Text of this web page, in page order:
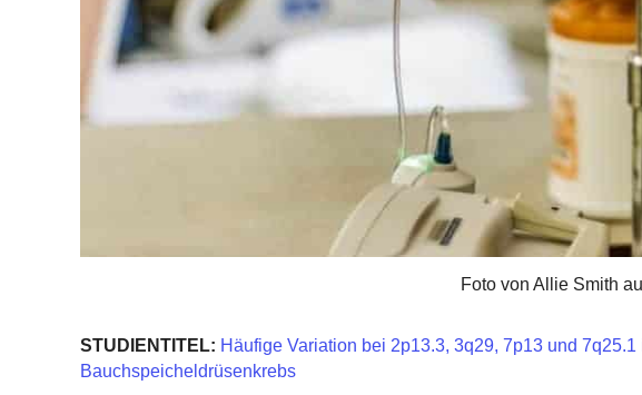
Foto von Allie Smith
STUDIENTITEL: Häufige Variation bei 2p13.3, 3q29, 7p13 und
Bauchspeicheldrüsenkrebs